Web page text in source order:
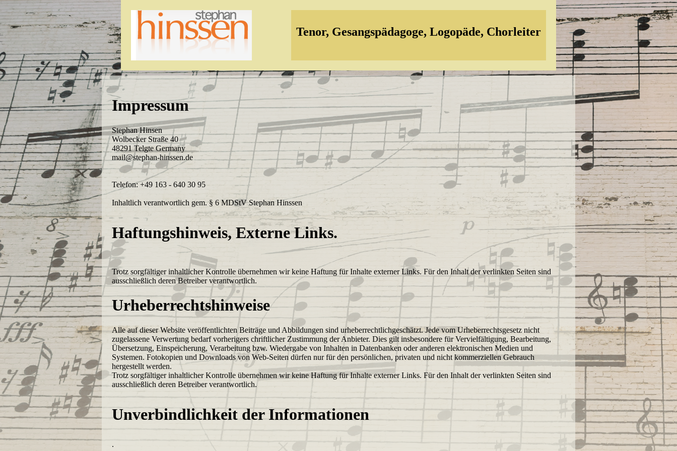
Tenor, Gesangspädagoge, Logopäde, Chorleiter
Impressum
Stephan Hinsen
Wolbecker Straße 40
48291 Telgte Germany
mail@stephan-hinssen.de
Telefon: +49 163 - 640 30 95
Inhaltlich verantwortlich gem. § 6 MDStV Stephan Hinssen
Haftungshinweis, Externe Links.
Trotz sorgfältiger inhaltlicher Kontrolle übernehmen wir keine Haftung für Inhalte externer Links. Für den Inhalt der verlinkten Seiten sind
ausschließlich deren Betreiber verantwortlich.
Urheberrechtshinweise
Alle auf dieser Website veröffentlichten Beiträge und Abbildungen sind urheberrechtlichgeschätzt. Jede vom Urheberrechtsgesetz nicht
zugelassene Verwertung bedarf vorherigers chriftlicher Zustimmung der Anbieter. Dies gilt insbesondere für Vervielfältigung, Bearbeitung,
Übersetzung, Einspeicherung, Verarbeitung bzw. Wiedergabe von Inhalten in Datenbanken oder anderen elektronischen Medien und
Systemen. Fotokopien und Downloads von Web-Seiten dürfen nur für den persönlichen, privaten und nicht kommerziellen Gebrauch
hergestellt werden.
Trotz sorgfältiger inhaltlicher Kontrolle übernehmen wir keine Haftung für Inhalte externer Links. Für den Inhalt der verlinkten Seiten sind
ausschließlich deren Betreiber verantwortlich.
Unverbindlichkeit der Informationen
.